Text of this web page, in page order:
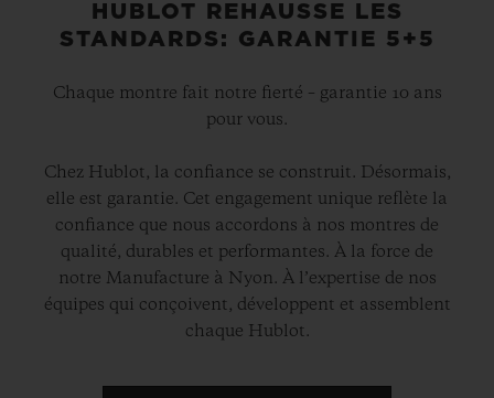
HUBLOT REHAUSSE LES
STANDARDS: GARANTIE 5+5
Chaque montre fait notre fierté – garantie 10 ans
pour vous.
Chez Hublot, la confiance se construit. Désormais,
elle est garantie. Cet engagement unique reflète la
confiance que nous accordons à nos montres de
qualité, durables et performantes. À la force de
notre Manufacture à Nyon. À l’expertise de nos
équipes qui conçoivent, développent et assemblent
chaque Hublot.